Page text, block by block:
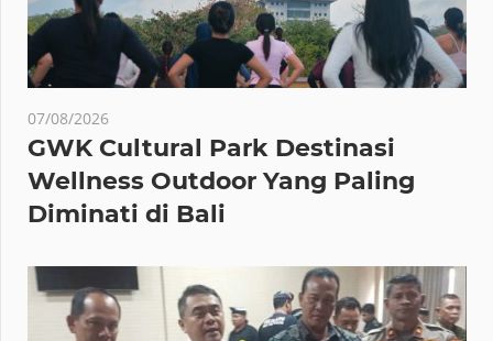
07/08/2026
GWK Cultural Park Destinasi
Wellness Outdoor Yang Paling
Diminati di Bali